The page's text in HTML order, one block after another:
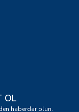
OL
haberdar olun.